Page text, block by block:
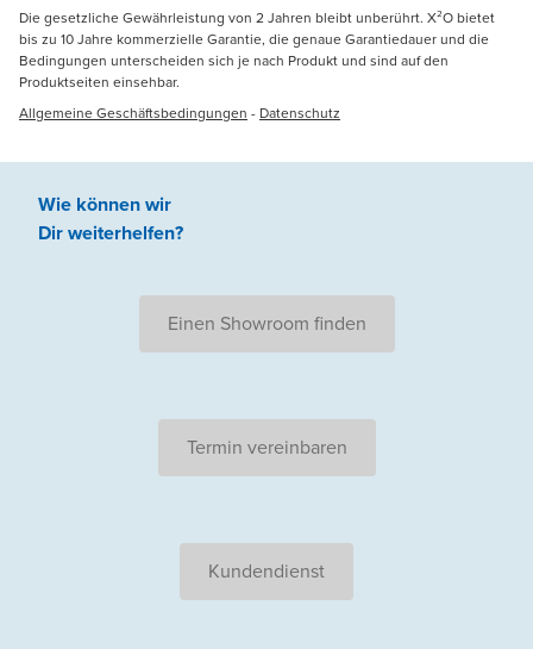
Die gesetzliche Gewährleistung von 2 Jahren bleibt unberührt. X²O bietet
bis zu 10 Jahre kommerzielle Garantie, die genaue Garantiedauer und die
Bedingungen unterscheiden sich je nach Produkt und sind auf den
Produktseiten einsehbar.
Allgemeine Geschäftsbedingungen - Datenschutz
Wie können wir
Dir weiterhelfen?
Einen Showroom finden
Termin vereinbaren
Kundendienst